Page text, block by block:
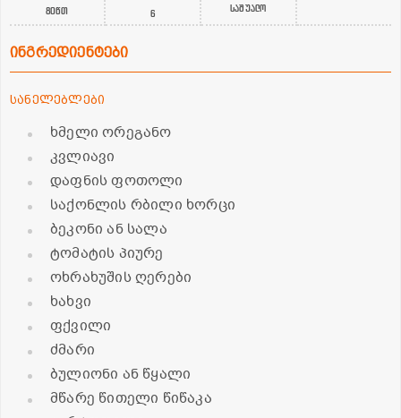
80წთ 6 საშუალო
ინგრედიენტები
სანელებლები
ხმელი ორეგანო
კვლიავი
დაფნის ფოთოლი
საქონლის რბილი ხორცი
ბეკონი ან სალა
ტომატის პიურე
ოხრახუშის ღერები
ხახვი
ფქვილი
ძმარი
ბულიონი ან წყალი
მწარე წითელი წიწაკა